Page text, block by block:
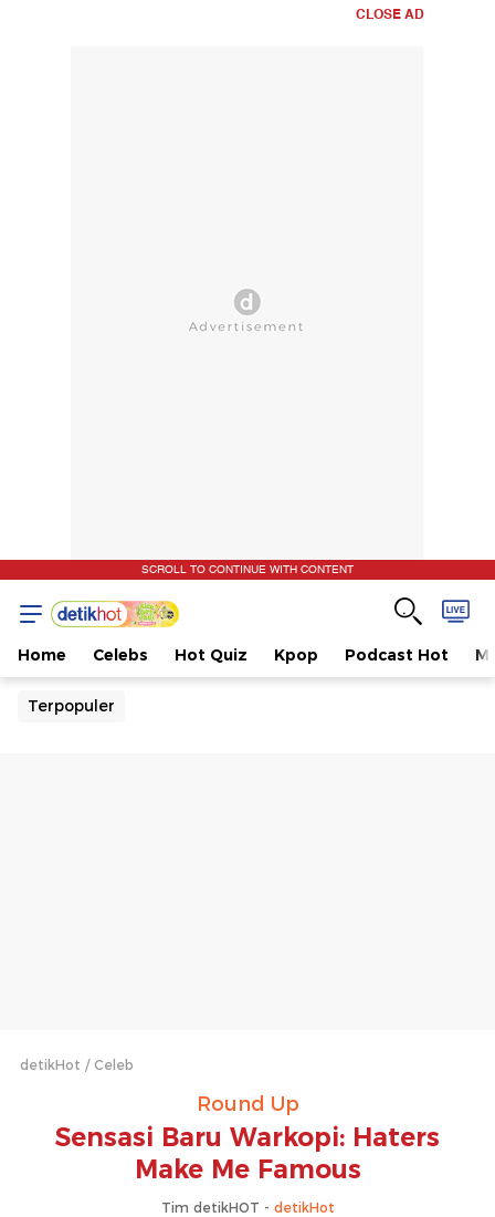
CLOSE AD
SCROLL TO CONTINUE WITH CONTENT
Home Celebs Hot Quiz Kpop Podcast Hot
Terpopuler
detikHot Celeb
Round Up
Sensasi Baru Warkopi: Haters
Make Me Famous
Tim detikHOT - detikHot